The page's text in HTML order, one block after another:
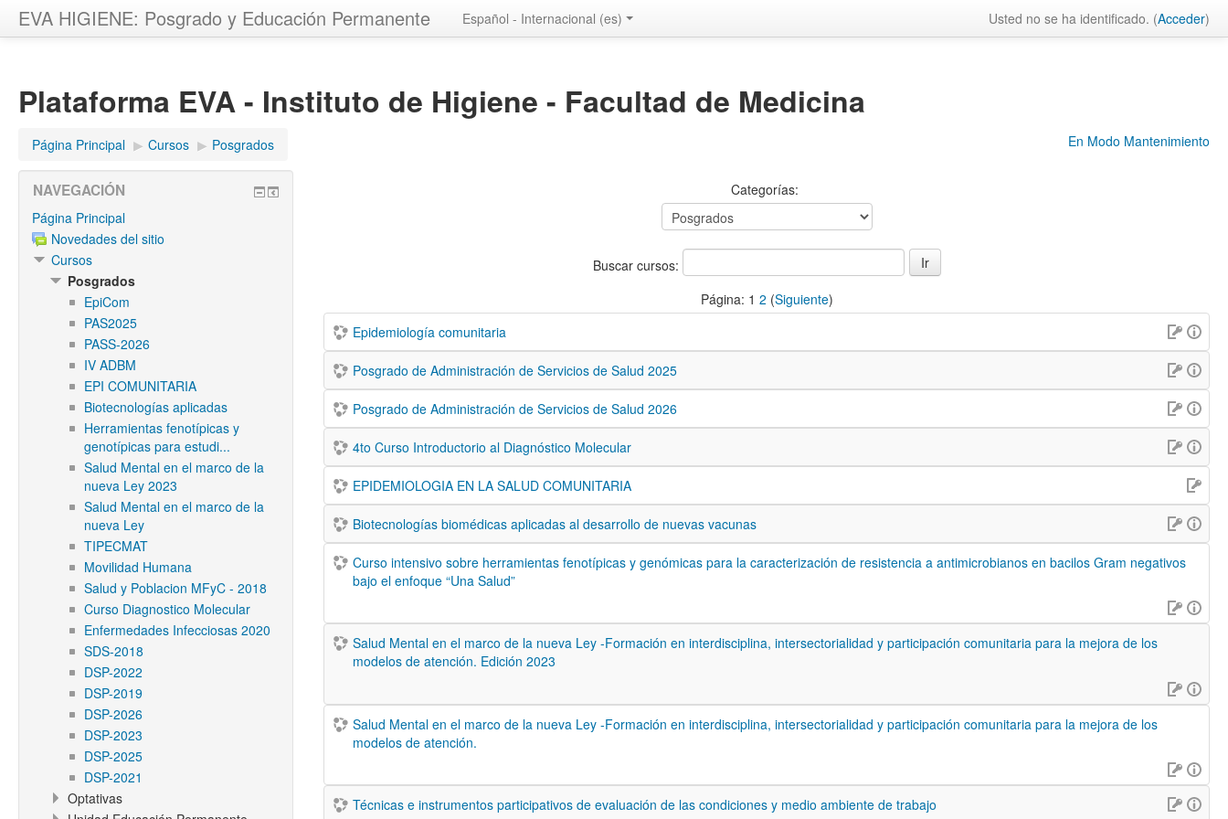
EVA HIGIENE: Posgrado y Educación Permanente Usted no se ha identificado. (Acceder)
Español - Internacional ‎(es)‎
Plataforma EVA - Instituto de Higiene - Facultad de Medicina
Página Principal ▶︎ Cursos ▶︎ Posgrados En Modo Mantenimiento
Categorías:
Buscar cursos:
Página: 1 2 (Siguiente)
Epidemiología comunitaria
Posgrado de Administración de Servicios de Salud 2025
Posgrado de Administración de Servicios de Salud 2026
4to Curso Introductorio al Diagnóstico Molecular
EPIDEMIOLOGIA EN LA SALUD COMUNITARIA
Biotecnologías biomédicas aplicadas al desarrollo de nuevas vacunas
Curso intensivo sobre herramientas fenotípicas y genómicas para la caracterización de resistencia a antimicrobianos en bacilos Gram negativos
bajo el enfoque “Una Salud”
Salud Mental en el marco de la nueva Ley -Formación en interdisciplina, intersectorialidad y participación comunitaria para la mejora de los
modelos de atención. Edición 2023
Salud Mental en el marco de la nueva Ley -Formación en interdisciplina, intersectorialidad y participación comunitaria para la mejora de los
modelos de atención.
Técnicas e instrumentos participativos de evaluación de las condiciones y medio ambiente de trabajo
NAVEGACIÓN
Página Principal
Novedades del sitio
Cursos
Posgrados
EpiCom
PAS2025
PASS-2026
IV ADBM
EPI COMUNITARIA
Biotecnologías aplicadas
Herramientas fenotípicas y
genotípicas para estudi...
Salud Mental en el marco de la
nueva Ley 2023
Salud Mental en el marco de la
nueva Ley
TIPECMAT
Movilidad Humana
Salud y Poblacion MFyC - 2018
Curso Diagnostico Molecular
Enfermedades Infecciosas 2020
SDS-2018
DSP-2022
DSP-2019
DSP-2026
DSP-2023
DSP-2025
DSP-2021
Optativas